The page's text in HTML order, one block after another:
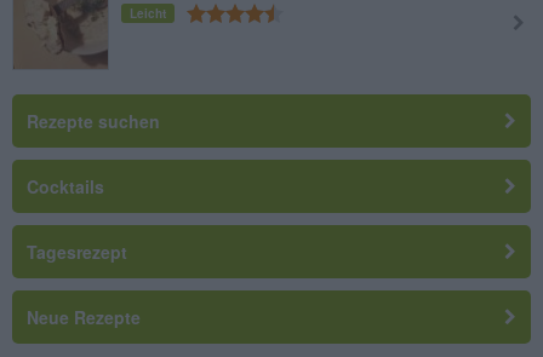
Leicht
Rezepte suchen
Cocktails
Tagesrezept
Neue Rezepte